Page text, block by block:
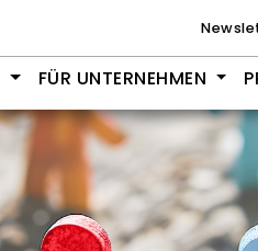
FÜR UNTERNEHMEN